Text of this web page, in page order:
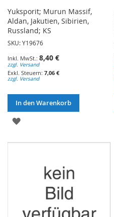
Yuksporit; Murun Massif,
Aldan, Jakutien, Sibirien,
Russland; KS
SKU: Y19676
8,40 €
zzgl. Versand
7,06 €
zzgl. Versand
In den Warenkorb
ZUR